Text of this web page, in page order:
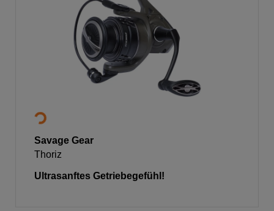
Savage Gear
Thoriz
Ultrasanftes Getriebegefühl!